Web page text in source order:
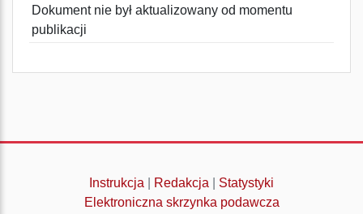
Dokument nie był aktualizowany od momentu
publikacji
Instrukcja Redakcja
Statystyki
Elektroniczna skrzynka podawcza